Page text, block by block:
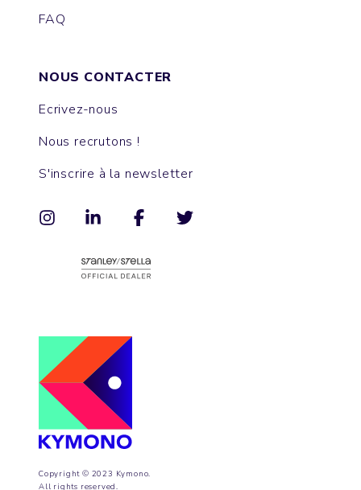
Copyright © 2023 Kymono.
All rights reserved.
FAQ
NOUS CONTACTER
Ecrivez-nous
Nous recrutons !
S'inscrire à la newsletter